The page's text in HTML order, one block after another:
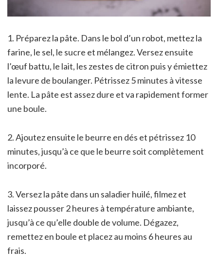
1. Préparez la pâte. Dans le bol d’un robot, mettez la
farine, le sel, le sucre et mélangez. Versez ensuite
l’œuf battu, le lait, les zestes de citron puis y émiettez
la levure de boulanger. Pétrissez 5 minutes à vitesse
lente. La pâte est assez dure et va rapidement former
une boule.
2. Ajoutez ensuite le beurre en dés et pétrissez 10
minutes, jusqu’à ce que le beurre soit complètement
incorporé.
3. Versez la pâte dans un saladier huilé, filmez et
laissez pousser 2 heures à température ambiante,
jusqu’à ce qu’elle double de volume. Dégazez,
remettez en boule et placez au moins 6 heures au
frais.